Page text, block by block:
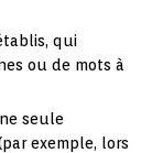
qui
ou de mots à
seule
exemple, lors